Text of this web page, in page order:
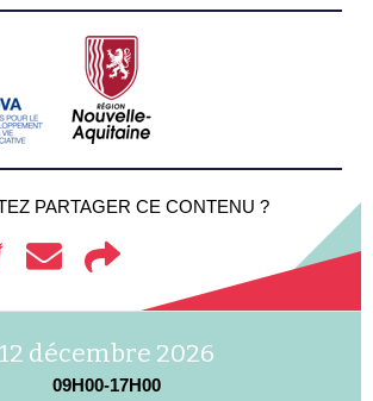
PARTAGER CE CONTENU ?
12 décembre 2026
09H00-17H00